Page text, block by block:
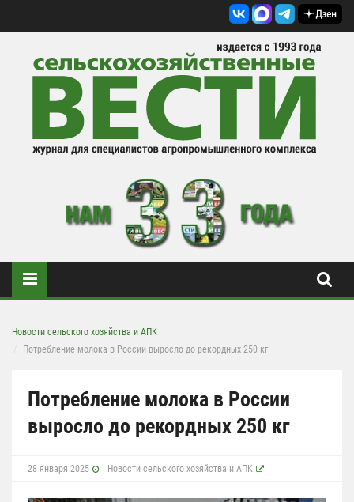
Новости сельского хозяйства и АПК
Потребление молока в России выросло до рекордных 250 кг
Потребление молока в России
выросло до рекордных 250 кг
28 января 2025 Новости сельского хозяйства и АПК